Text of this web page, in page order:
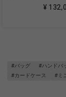
¥
#バッグ #ハンドバ
#カードケース
#ミ